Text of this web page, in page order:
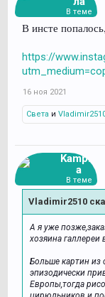
В теме
В инсте
https://
16 ноя 2021
Света и
Kampin
a
В теме
Vladimir2510
А я уже
хозяина галлереи
Больше картин из
эпизодически
Европы,тогда